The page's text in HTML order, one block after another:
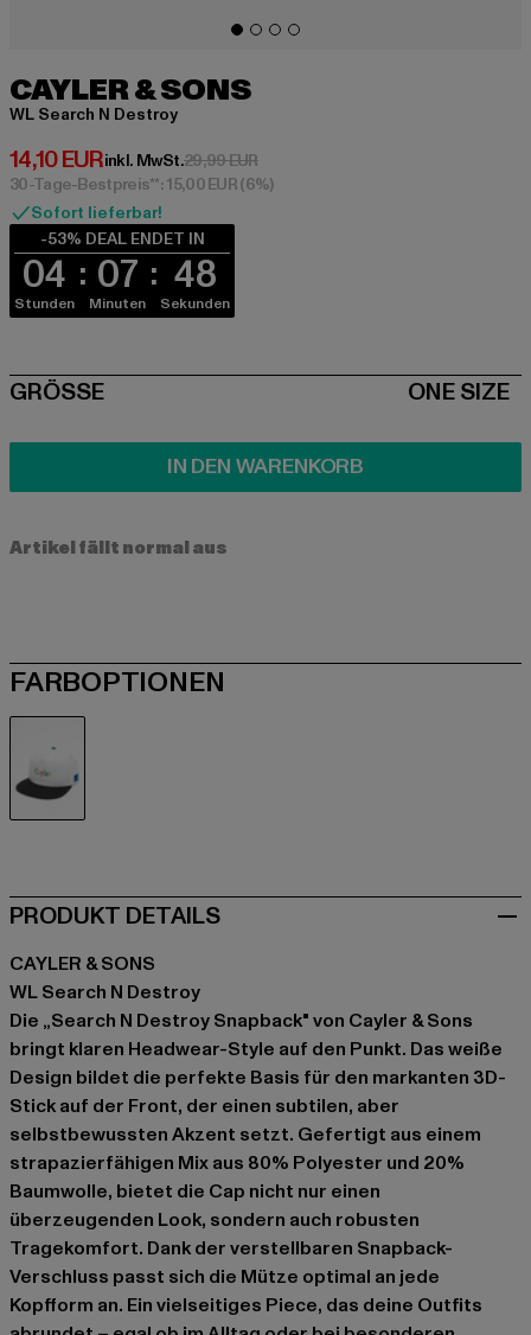
CAYLER & SONS
WL Search N Destroy
14,10 EUR
Derzeitiger Preis: 14,10 EUR
inkl. MwSt.29,99 EURAktionspreis: 29,99 EUR
30-Tage-Bestpreis**: 15,00 EUR(6%)
Sofort lieferbar!
-53% DEAL ENDET IN
04
Stunden
07
Minuten
48
Sekunden
SIZE
GRÖSSE ONE SIZE
IN DEN WARENKORB
Artikel fällt normal aus
FARBOPTIONEN
PRODUKT DETAILS
CAYLER & SONS
WL Search N Destroy
Die „Search N Destroy Snapback" von Cayler & Sons
bringt klaren Headwear-Style auf den Punkt. Das weiße
Design bildet die perfekte Basis für den markanten 3D-
Stick auf der Front, der einen subtilen, aber
selbstbewussten Akzent setzt. Gefertigt aus einem
strapazierfähigen Mix aus 80% Polyester und 20%
Baumwolle, bietet die Cap nicht nur einen
überzeugenden Look, sondern auch robusten
Tragekomfort. Dank der verstellbaren Snapback-
Verschluss passt sich die Mütze optimal an jede
Kopfform an. Ein vielseitiges Piece, das deine Outfits